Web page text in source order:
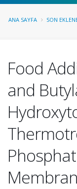
ANA SAYFA SON
Food
and